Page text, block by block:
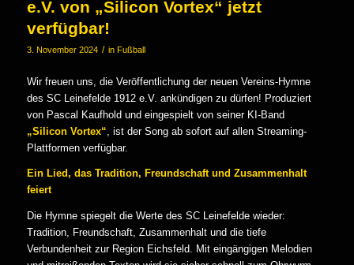
e.V. von „Silicon Vortex“ jetzt
verfügbar!
3. November 2024 / in Fußball
Wir freuen uns, die Veröffentlichung der neuen Vereins-Hymne
des SC Leinefelde 1912 e.V. ankündigen zu dürfen! Produziert
von Pascal Kaufhold und eingespielt von seiner KI-Band
„Silicon Vortex“, ist der Song ab sofort auf allen Streaming-
Plattformen verfügbar.
Ein Lied, das Tradition, Freundschaft und Zusammenhalt
feiert
Die Hymne spiegelt die Werte des SC Leinefelde wieder:
Tradition, Freundschaft, Zusammenhalt und die tiefe
Verbundenheit zur Region Eichsfeld. Mit eingängigen Melodien